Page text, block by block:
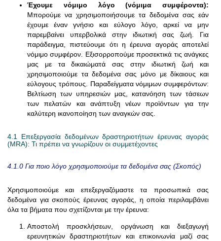
Έχουμε νόμιμο λόγο (νόμιμα συμφέροντα):
Μπορούμε να χρησιμοποιήσουμε τα δεδομένα σας εάν
έχουμε έναν γνήσιο και εύλογο λόγο, αρκεί να μην
παρεμβαίνει υπερβολικά στην ιδιωτική σας ζωή. Για
παράδειγμα, πιστεύουμε ότι η έρευνα αγοράς αποτελεί
νόμιμο συμφέρον. Εξισορροπούμε προσεκτικά τις ανάγκες
μας με τα δικαιώματά σας στην ιδιωτική ζωή και
χρησιμοποιούμε τα δεδομένα σας μόνο με δίκαιους και
εύλογους τρόπους. Παραδείγματα νόμιμων συμφερόντων:
Βελτίωση των υπηρεσιών μας, κατανόηση των τάσεων
των πελατών και ανάπτυξη νέων προϊόντων για την
καλύτερη ικανοποίηση των αναγκών σας.
4.1 Επεξεργασία δεδομένων δραστηριοτήτων έρευνας αγοράς
(MRA): Τι πρέπει να γνωρίζουν οι συμμετέχοντες
4.1.0 Για ποιο λόγο χρησιμοποιούμε τα δεδομένα σας (Σκοπός)
Χρησιμοποιούμε και επεξεργαζόμαστε τα προσωπικά σας
δεδομένα για σκοπούς έρευνας αγοράς, η οποία περιλαμβάνει
όλα τα βήματα που σχετίζονται με την έρευνα:
Αποστολή προσκλήσεων, οργάνωση και διεξαγωγή
ερευνητικών δραστηριοτήτων και επικοινωνία μαζί σας